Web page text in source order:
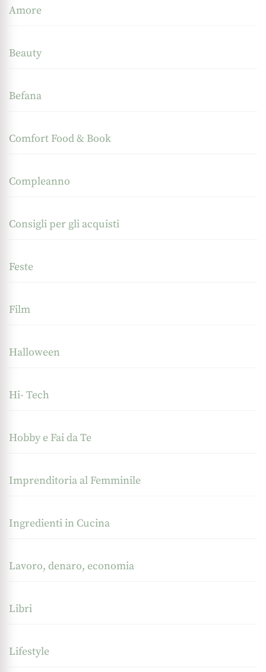
Amore
Beauty
Befana
Comfort Food & Book
Compleanno
Consigli per gli acquisti
Feste
Film
Halloween
Hi- Tech
Hobby e Fai da Te
Imprenditoria al Femminile
Ingredienti in Cucina
Lavoro, denaro, economia
Libri
Lifestyle